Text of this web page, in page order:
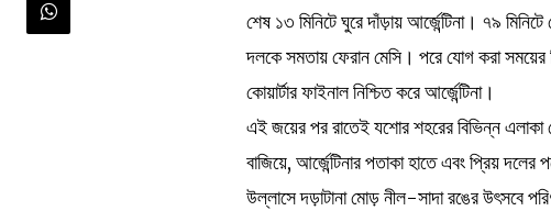
শেষ ১৩ মিনিটে ঘুরে দাঁড়ায় আর্জেন্টিনা। ৭৯
দলকে সমতায় ফেরান মেসি। পরে যোগ করা সময়ের
কোয়ার্টার ফাইনাল নিশ্চিত করে আর্জেন্টিনা।
এই জয়ের পর রাতেই যশোর শহরের বিভিন্ন
বাজিয়ে, আর্জেন্টিনার পতাকা হাতে এবং প্রিয়
উল্লাসে দড়াটানা মোড় নীল-সাদা রঙের উৎসবে